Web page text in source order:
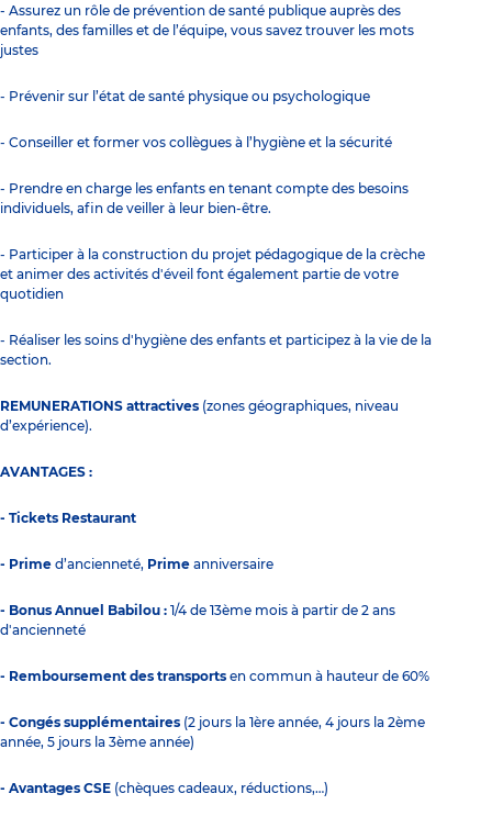
- Assurez un rôle de prévention de santé publique auprès des
enfants, des familles et de l’équipe, vous savez trouver les mots
justes
- Prévenir sur l’état de santé physique ou psychologique
- Conseiller et former vos collègues à l’hygiène et la sécurité
- Prendre en charge les enfants en tenant compte des besoins
individuels, afin de veiller à leur bien-être.
- Participer à la construction du projet pédagogique de la crèche
et animer des activités d'éveil font également partie de votre
quotidien
- Réaliser les soins d'hygiène des enfants et participez à la vie de la
section.
REMUNERATIONS attractives (zones géographiques, niveau
d’expérience).
AVANTAGES :
- Tickets Restaurant
- Prime d’ancienneté, Prime anniversaire
- Bonus Annuel Babilou : 1/4 de 13ème mois à partir de 2 ans
d'ancienneté
- Remboursement des transports en commun à hauteur de 60%
- Congés supplémentaires (2 jours la 1ère année, 4 jours la 2ème
année, 5 jours la 3ème année)
- Avantages CSE (chèques cadeaux, réductions,…)